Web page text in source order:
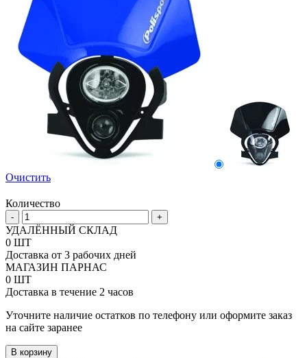
Очистить
Количество
-
Количество
товара
Фара
двойная
IMX
Polisport
+
УДАЛЁННЫЙ СКЛАД
0 ШТ
Доставка от 3 рабочих дней
МАГАЗИН ПАРНАС
0 ШТ
Доставка в течение 2 часов
Уточните наличие остатков по телефону или оформите заказ
на сайте заранее
В корзину